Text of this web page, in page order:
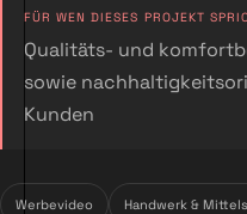
FÜR WEN DIESES PROJEKT
Qualitäts- und
sowie
Kunden
Werbevideo Handwerk &